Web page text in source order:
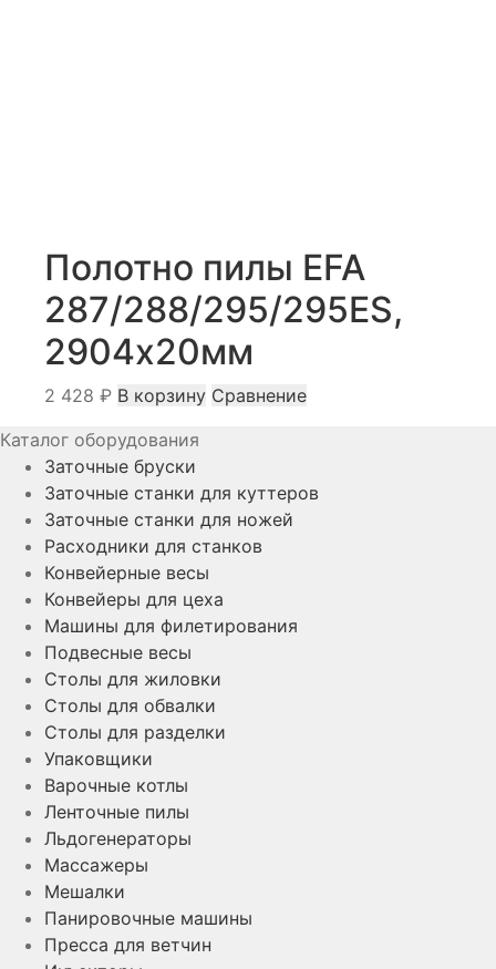
Полотно пилы EFA
287/288/295/295ES,
2904х20мм
2 428 ₽ В корзину Сравнение
Каталог оборудования
Заточные бруски
Заточные станки для куттеров
Заточные станки для ножей
Расходники для станков
Конвейерные весы
Конвейеры для цеха
Машины для филетирования
Подвесные весы
Столы для жиловки
Столы для обвалки
Столы для разделки
Упаковщики
Варочные котлы
Ленточные пилы
Льдогенераторы
Массажеры
Мешалки
Панировочные машины
Пресса для ветчин